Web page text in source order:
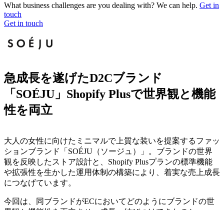
What business challenges are you dealing with? We can help. Get in
touch
Get in touch
急成長を遂げたD2Cブランド
「SOÉJU」Shopify Plusで世界観と機能
性を両立
大人の女性に向けたミニマルで上質な装いを提案するファッ
ションブランド「SOÉJU（ソージュ）」。ブランドの世界
観を反映したストア設計と、Shopify Plusプランの標準機能
や拡張性を生かした運用体制の構築により、着実な売上成長
につなげています。
今回は、同ブランドがECにおいてどのようにブランドの世